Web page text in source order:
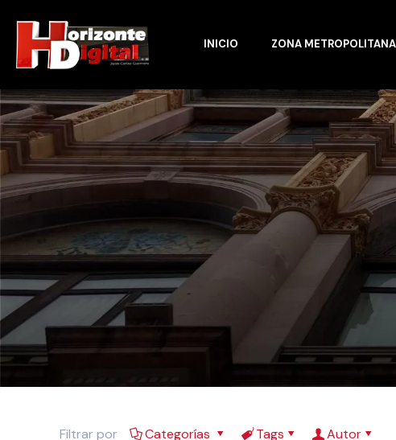
INICIO ZONA METROPOLITANA
Filtrar por Categorías Tags Autor